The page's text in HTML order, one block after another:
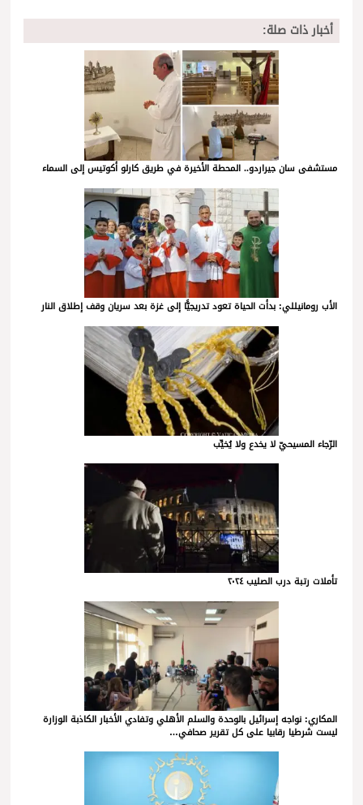
أخبار ذات صلة:
مستشفى سان جيراردو.. المحطة الأخيرة في طريق كارلو أكوتيس إلى السماء
الأب رومانيللي: بدأت الحياة تعود تدريجيًّا إلى غزة بعد سريان وقف إطلاق النار
الرّجاء المسيحيّ لا يخدع ولا يُخيِّب
تأملات رتبة درب الصليب ٢٠٢٤
المكاري: نواجه إسرائيل بالوحدة والسلم الأهلي وتفادي الأخبار الكاذبة الوزارة
ليست شرطيا رقابيا على كل تقرير صحافي…